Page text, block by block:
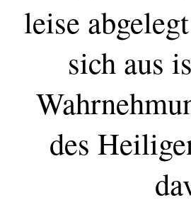
leise
sich aus
des